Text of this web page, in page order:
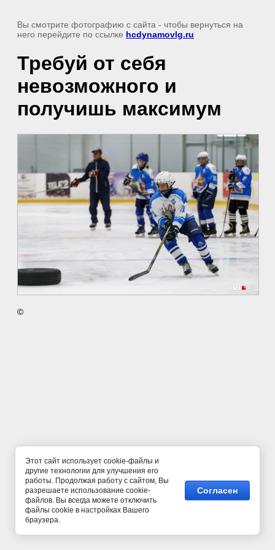
Вы смотрите фотографию с сайта - чтобы вернуться на
него перейдите по ссылке hcdynamovlg.ru
Требуй от себя
невозможного и
получишь максимум
©
Этот сайт использует cookie-файлы и
другие технологии для улучшения его
работы. Продолжая работу с сайтом, Вы
разрешаете использование cookie-
файлов. Вы всегда можете отключить
файлы cookie в настройках Вашего
браузера.
Согласен